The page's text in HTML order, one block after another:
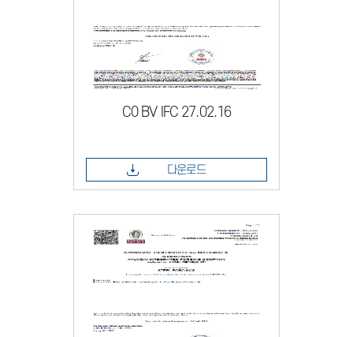
C0 BV IFC 27.02.16
다운로드